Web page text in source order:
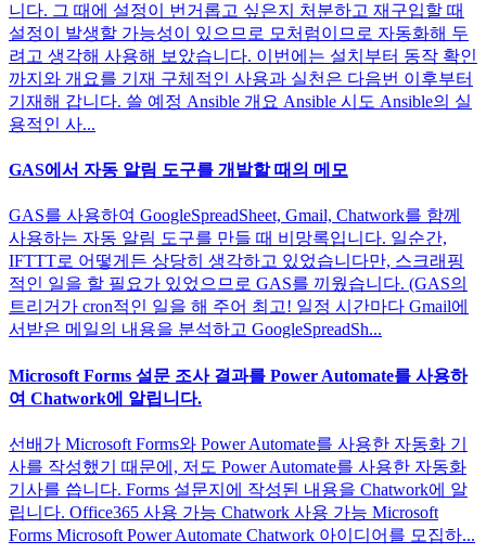
니다. 그 때에 설정이 번거롭고 싶은지 처분하고 재구입할 때
설정이 발생할 가능성이 있으므로 모처럼이므로 자동화해 두
려고 생각해 사용해 보았습니다. 이번에는 설치부터 동작 확인
까지와 개요를 기재 구체적인 사용과 실천은 다음번 이후부터
기재해 갑니다. 쓸 예정 Ansible 개요 Ansible 시도 Ansible의 실
용적인 사...
GAS에서 자동 알림 도구를 개발할 때의 메모
GAS를 사용하여 GoogleSpreadSheet, Gmail, Chatwork를 함께
사용하는 자동 알림 도구를 만들 때 비망록입니다. 일순간,
IFTTT로 어떻게든 상당히 생각하고 있었습니다만, 스크래핑
적인 일을 할 필요가 있었으므로 GAS를 끼웠습니다. (GAS의
트리거가 cron적인 일을 해 주어 최고! 일정 시간마다 Gmail에
서받은 메일의 내용을 분석하고 GoogleSpreadSh...
Microsoft Forms 설문 조사 결과를 Power Automate를 사용하
여 Chatwork에 알립니다.
선배가 Microsoft Forms와 Power Automate를 사용한 자동화 기
사를 작성했기 때문에, 저도 Power Automate를 사용한 자동화
기사를 씁니다. Forms 설문지에 작성된 내용을 Chatwork에 알
립니다. Office365 사용 가능 Chatwork 사용 가능 Microsoft
Forms Microsoft Power Automate Chatwork 아이디어를 모집하...